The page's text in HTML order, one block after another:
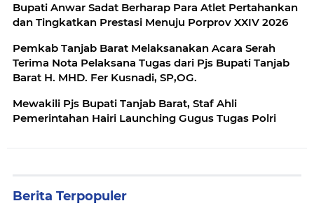
Bupati Anwar Sadat Berharap Para Atlet Pertahankan
dan Tingkatkan Prestasi Menuju Porprov XXIV 2026
Pemkab Tanjab Barat Melaksanakan Acara Serah
Terima Nota Pelaksana Tugas dari Pjs Bupati Tanjab
Barat H. MHD. Fer Kusnadi, SP,OG.
Mewakili Pjs Bupati Tanjab Barat, Staf Ahli
Pemerintahan Hairi Launching Gugus Tugas Polri
Berita Terpopuler